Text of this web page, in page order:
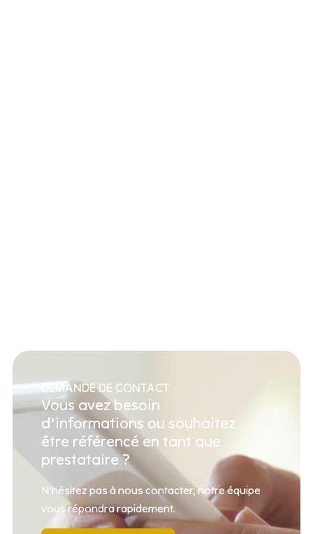
DEMANDE DE CONTACT
Vous avez besoin
d’informations ou souhaitez
être référencé en tant que
prestataire ?
N’hésitez pas à nous contacter, notre équipe
vous répondra rapidement.